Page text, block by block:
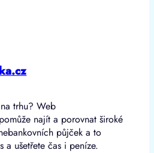
trhu? Web
najít a porovnat široké
půjček a to
a ušetřete čas i peníze.